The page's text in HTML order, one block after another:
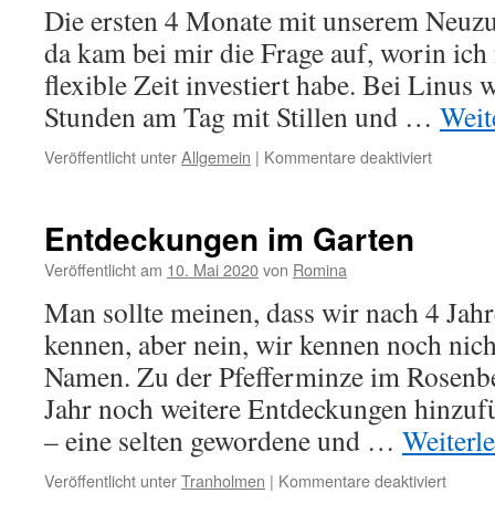
Die ersten 4 Monate mit unserem
da kam bei mir die Frage auf, worin
flexible Zeit investiert habe. Bei Linus
Stunden am Tag mit Stillen und …
Veröffentlicht unterAllgemein | Kommentare deaktiviertfür
Entdeckungen im Garten
Veröffentlicht am 10. Mai 2020von Romina
Man sollte meinen, dass wir nach 4
kennen, aber nein, wir kennen noch
Namen. Zu der Pfefferminze im
Jahr noch weitere Entdeckungen
– eine selten gewordene und …
Veröffentlicht unterTranholmen | Kommentare deaktiviertfür